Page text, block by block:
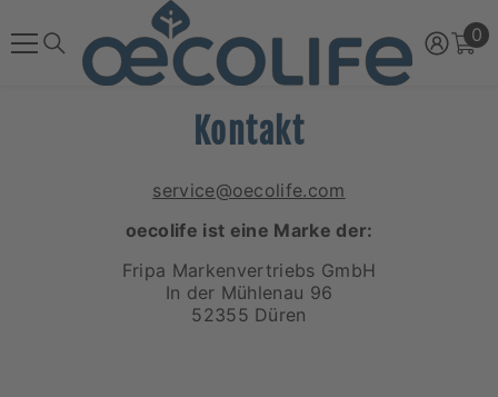
00
Kontakt
service@oecolife.com
oecolife ist eine Marke der:
Fripa Markenvertriebs GmbH
In der Mühlenau 96
52355 Düren